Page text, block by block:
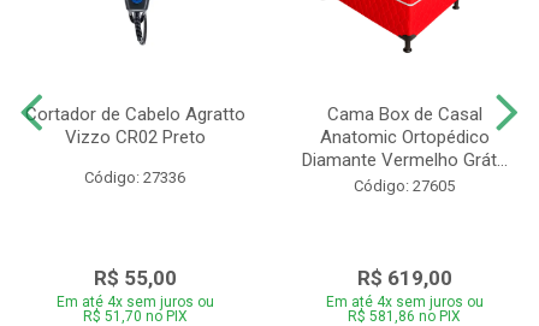
Cortador de Cabelo Agratto
Vizzo CR02 Preto
Código: 27336
R$ 55,00
Em até 4x sem juros ou
R$ 51,70 no PIX
Cama Box de Casal
Anatomic Ortopédico
Diamante Vermelho Grát...
Código: 27605
R$ 619,00
Em até 4x sem juros ou
R$ 581,86 no PIX